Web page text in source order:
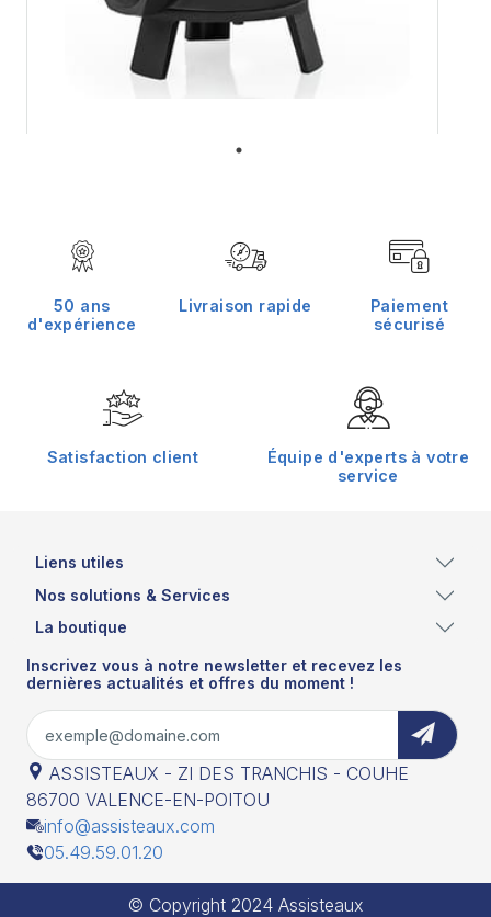
F50.75.1A OLIJU pour eaux usées
589,00 €
50 ans
d'expérience
Livraison rapide
Paiement
sécurisé
Satisfaction client
Équipe d'experts à votre
service
Liens utiles
Nos solutions & Services
La boutique
Inscrivez vous à notre newsletter et recevez les
dernières actualités et offres du moment !
ASSISTEAUX - ZI DES TRANCHIS - COUHE
86700 VALENCE-EN-POITOU
info@assisteaux.com
05.49.59.01.20
© Copyright 2024 Assisteaux